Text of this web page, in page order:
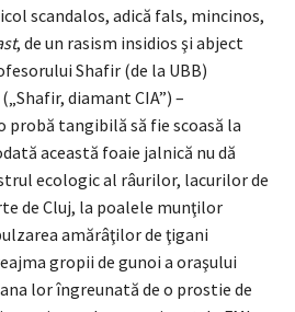
scandalos, adică fals, mincinos,
, de un rasism insidios şi abject
Shafir (de la UBB)
diamant CIA”) –
probă tangibilă să fie scoasă la
această foaie jalnică nu dă
ecologic al râurilor, lacurilor de
de Cluj, la poalele munţilor
amărâţilor de ţigani
gropii de gunoi a oraşului
lor îngreunată de o prostie de